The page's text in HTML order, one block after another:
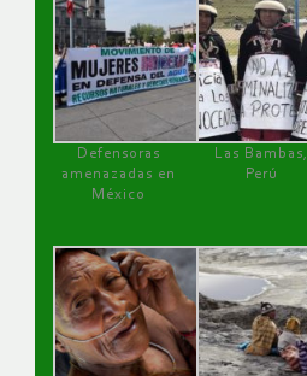
Defensoras
amenazadas en
México
Las Bambas,
Perú